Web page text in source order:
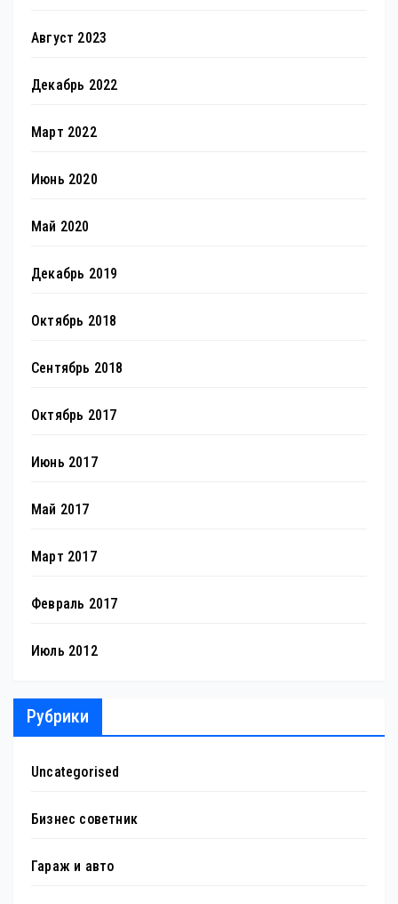
Август 2023
Декабрь 2022
Март 2022
Июнь 2020
Май 2020
Декабрь 2019
Октябрь 2018
Сентябрь 2018
Октябрь 2017
Июнь 2017
Май 2017
Март 2017
Февраль 2017
Июль 2012
Рубрики
Uncategorised
Бизнес советник
Гараж и авто